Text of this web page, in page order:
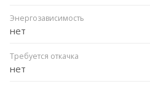
Энергозависимость
нет
Требуется откачка
нет